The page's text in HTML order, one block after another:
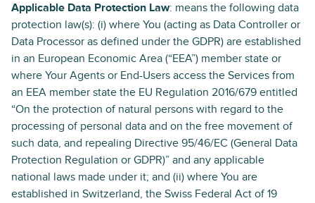
Applicable Data Protection Law: means the following data
protection law(s): (i) where You (acting as Data Controller or
Data Processor as defined under the GDPR) are established
in an European Economic Area (“EEA”) member state or
where Your Agents or End-Users access the Services from
an EEA member state the EU Regulation 2016/679 entitled
“On the protection of natural persons with regard to the
processing of personal data and on the free movement of
such data, and repealing Directive 95/46/EC (General Data
Protection Regulation or GDPR)” and any applicable
national laws made under it; and (ii) where You are
established in Switzerland, the Swiss Federal Act of 19